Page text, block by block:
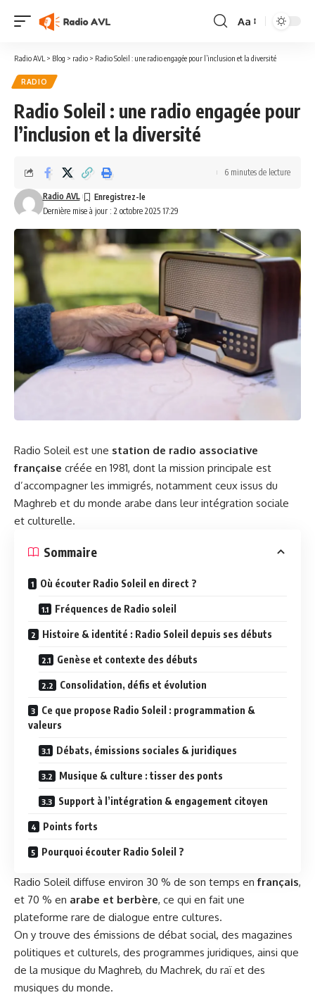
Aa
Radio AVL > Blog > radio > Radio Soleil : une radio engagée pour l’inclusion et la diversité
RADIO
Radio Soleil : une radio engagée pour
l’inclusion et la diversité
Dernière mise à jour : 2 octobre 2025 17:29
Radio AVL
6 minutes de lecture
Radio Soleil est une station de radio associative
française créée en 1981, dont la mission principale est
d’accompagner les immigrés, notamment ceux issus du
Maghreb et du monde arabe dans leur intégration sociale
et culturelle.
Sommaire
Où écouter Radio Soleil en direct ?
Fréquences de Radio soleil
Histoire & identité : Radio Soleil depuis ses débuts
Genèse et contexte des débuts
Consolidation, défis et évolution
Ce que propose Radio Soleil : programmation &
valeurs
Débats, émissions sociales & juridiques
Musique & culture : tisser des ponts
Support à l’intégration & engagement citoyen
Points forts
Pourquoi écouter Radio Soleil ?
Radio Soleil diffuse environ 30 % de son temps enfrançais,
et 70 % en arabe et berbère, ce qui en fait une
plateforme rare de dialogue entre cultures.
On y trouve des émissions de débat social, des magazines
politiques et culturels, des programmes juridiques, ainsi que
de la musique du Maghreb, du Machrek, du raï et des
musiques du monde.